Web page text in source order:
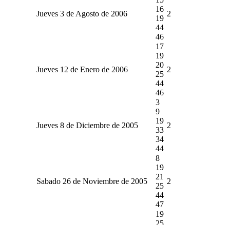
Jueves 3 de Agosto de 2006
16
19
44
46
2
Jueves 12 de Enero de 2006
17
19
20
25
44
46
2
Jueves 8 de Diciembre de 2005
3
9
19
33
34
44
2
Sabado 26 de Noviembre de 2005
8
19
21
25
44
47
2
19
25